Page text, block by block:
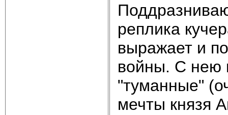
реплика
выражает и
войны. С нею
"туманные"
мечты князя